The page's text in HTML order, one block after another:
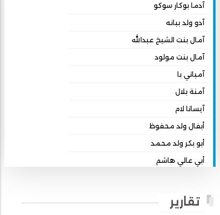
آدما بوكار سوكو
آدو ولد ببانه
آمال بنت الشيخ عبدالله
آمال بنت مولود
آمباتي با
آمنة بلال
آيساتا لام
أبفال ولد محفوظ
أبو بكر ولد محمد
أبي عالي هاشم
أحمد بداه
أحمد دداهي مختار
تقارير